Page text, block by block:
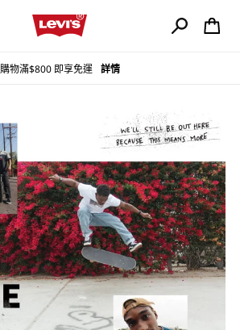
物
購物滿$800 即享免運 詳情